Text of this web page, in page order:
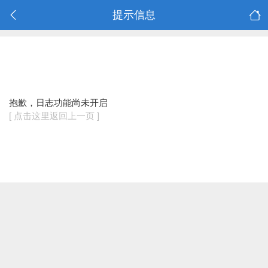
提示信息
抱歉，日志功能尚未开启
[ 点击这里返回上一页 ]